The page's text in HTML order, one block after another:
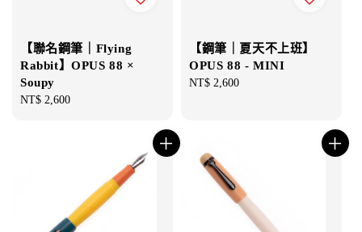
【聯名鋼筆｜Flying
Rabbit】OPUS 88 ×
Soupy
Regular
NT$ 2,600
【鋼筆｜夏天不上班】
OPUS 88 - MINI
Regular
NT$ 2,600